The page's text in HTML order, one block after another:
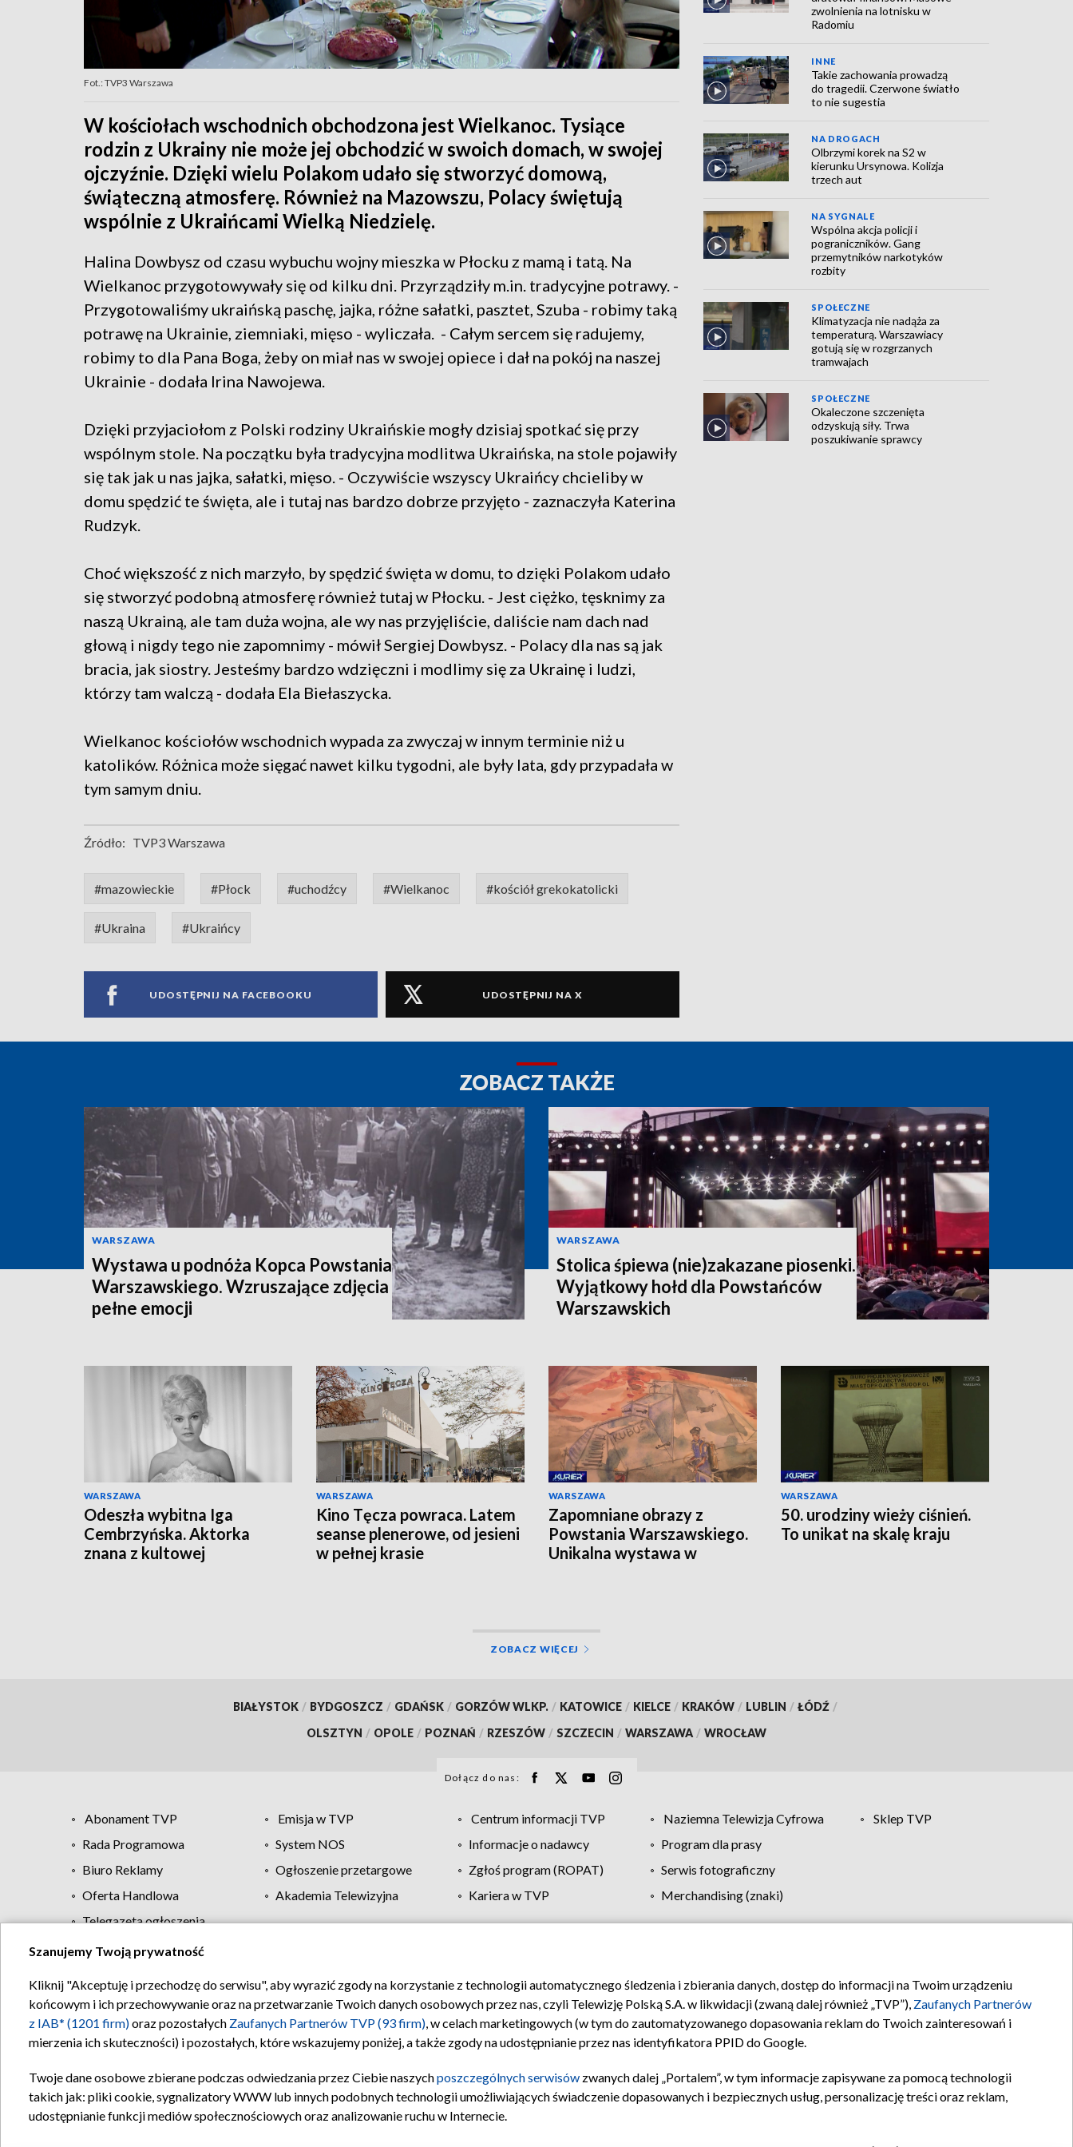
Fot.: TVP3 Warszawa
W kościołach wschodnich obchodzona jest Wielkanoc. Tysiące
rodzin z Ukrainy nie może jej obchodzić w swoich domach, w swojej
ojczyźnie. Dzięki wielu Polakom udało się stworzyć domową,
świąteczną atmosferę. Również na Mazowszu, Polacy świętują
wspólnie z Ukraińcami Wielką Niedzielę.
Halina Dowbysz od czasu wybuchu wojny mieszka w Płocku z mamą i tatą. Na
Wielkanoc przygotowywały się od kilku dni. Przyrządziły m.in. tradycyjne potrawy. -
Przygotowaliśmy ukraińską paschę, jajka, różne sałatki, pasztet, Szuba - robimy taką
potrawę na Ukrainie, ziemniaki, mięso - wyliczała. - Całym sercem się radujemy,
robimy to dla Pana Boga, żeby on miał nas w swojej opiece i dał na pokój na naszej
Ukrainie - dodała Irina Nawojewa.
Dzięki przyjaciołom z Polski rodziny Ukraińskie mogły dzisiaj spotkać się przy
wspólnym stole. Na początku była tradycyjna modlitwa Ukraińska, na stole pojawiły
się tak jak u nas jajka, sałatki, mięso. - Oczywiście wszyscy Ukraińcy chcieliby w
domu spędzić te święta, ale i tutaj nas bardzo dobrze przyjęto - zaznaczyła Katerina
Rudzyk.
Choć większość z nich marzyło, by spędzić święta w domu, to dzięki Polakom udało
się stworzyć podobną atmosferę również tutaj w Płocku. - Jest ciężko, tęsknimy za
naszą Ukrainą, ale tam duża wojna, ale wy nas przyjęliście, daliście nam dach nad
głową i nigdy tego nie zapomnimy - mówił Sergiej Dowbysz. - Polacy dla nas są jak
bracia, jak siostry. Jesteśmy bardzo wdzięczni i modlimy się za Ukrainę i ludzi,
którzy tam walczą - dodała Ela Biełaszycka.
Wielkanoc kościołów wschodnich wypada za zwyczaj w innym terminie niż u
katolików. Różnica może sięgać nawet kilku tygodni, ale były lata, gdy przypadała w
tym samym dniu.
Źródło: TVP3 Warszawa
#mazowieckie #Płock #uchodźcy #Wielkanoc #kościół grekokatolicki
#Ukraina #Ukraińcy
UDOSTĘPNIJ NA FACEBOOKU UDOSTĘPNIJ NA X
zwolnienia na lotnisku w
Radomiu
INNE
Takie zachowania prowadzą
do tragedii. Czerwone światło
to nie sugestia
NA DROGACH
Olbrzymi korek na S2 w
kierunku Ursynowa. Kolizja
trzech aut
NA SYGNALE
Wspólna akcja policji i
pograniczników. Gang
przemytników narkotyków
rozbity
SPOŁECZNE
Klimatyzacja nie nadąża za
temperaturą. Warszawiacy
gotują się w rozgrzanych
tramwajach
SPOŁECZNE
Okaleczone szczenięta
odzyskują siły. Trwa
poszukiwanie sprawcy
ZOBACZ TAKŻE
WARSZAWA
Wystawa u podnóża Kopca Powstania
Warszawskiego. Wzruszające zdjęcia
pełne emocji
WARSZAWA
Stolica śpiewa (nie)zakazane piosenki.
Wyjątkowy hołd dla Powstańców
Warszawskich
WARSZAWA
Odeszła wybitna Iga
Cembrzyńska. Aktorka
znana z kultowej
WARSZAWA
Kino Tęcza powraca. Latem
seanse plenerowe, od jesieni
w pełnej krasie
WARSZAWA
Zapomniane obrazy z
Powstania Warszawskiego.
Unikalna wystawa w
WARSZAWA
50. urodziny wieży ciśnień.
To unikat na skalę kraju
ZOBACZ WIĘCEJ
BIAŁYSTOK / BYDGOSZCZ / GDAŃSK / GORZÓW WLKP. / KATOWICE / KIELCE / KRAKÓW / LUBLIN / ŁÓDŹ /
OLSZTYN / OPOLE / POZNAŃ / RZESZÓW / SZCZECIN / WARSZAWA / WROCŁAW
Dołącz do nas:
Abonament TVP Emisja w TVP Centrum informacji TVP Naziemna Telewizja Cyfrowa
Sklep TVP
Rada Programowa
System NOS Informacje o nadawcy
Program dla prasy
Biuro Reklamy
Ogłoszenie przetargowe Zgłoś program (ROPAT)
Serwis fotograficzny
Oferta Handlowa
Akademia Telewizyjna Kariera w TVP
Merchandising (znaki)
Telegazeta ogłoszenia
Regulamin TVP Polityka prywatności Moje zgody Pomoc Biuro reklamy Kontakt
Szanujemy Twoją prywatność
Kliknij "Akceptuję i przechodzę do serwisu", aby wyrazić zgody na korzystanie z technologii automatycznego śledzenia i zbierania danych, dostęp do informacji na Twoim urządzeniu
końcowym i ich przechowywanie oraz na przetwarzanie Twoich danych osobowych przez nas, czyli Telewizję Polską S.A. w likwidacji (zwaną dalej również „TVP”), Zaufanych Partnerów
z IAB* (1201 firm)oraz pozostałych Zaufanych Partnerów TVP (93 firm), w celach marketingowych (w tym do zautomatyzowanego dopasowania reklam do Twoich zainteresowań i
mierzenia ich skuteczności) i pozostałych, które wskazujemy poniżej, a także zgody na udostępnianie przez nas identyfikatora PPID do Google.
Twoje dane osobowe zbierane podczas odwiedzania przez Ciebie naszychposzczególnych serwisów zwanych dalej „Portalem”, w tym informacje zapisywane za pomocą technologii
takich jak: pliki cookie, sygnalizatory WWW lub innych podobnych technologii umożliwiających świadczenie dopasowanych i bezpiecznych usług, personalizację treści oraz reklam,
udostępnianie funkcji mediów społecznościowych oraz analizowanie ruchu w Internecie.